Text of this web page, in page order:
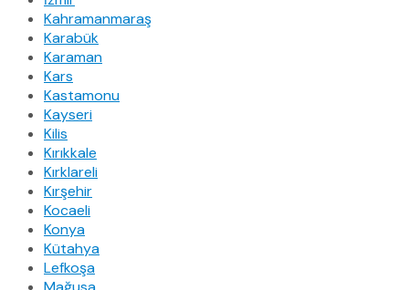
Kahramanmaraş
Karabük
Karaman
Kars
Kastamonu
Kayseri
Kilis
Kırıkkale
Kırklareli
Kırşehir
Kocaeli
Konya
Kütahya
Lefkoşa